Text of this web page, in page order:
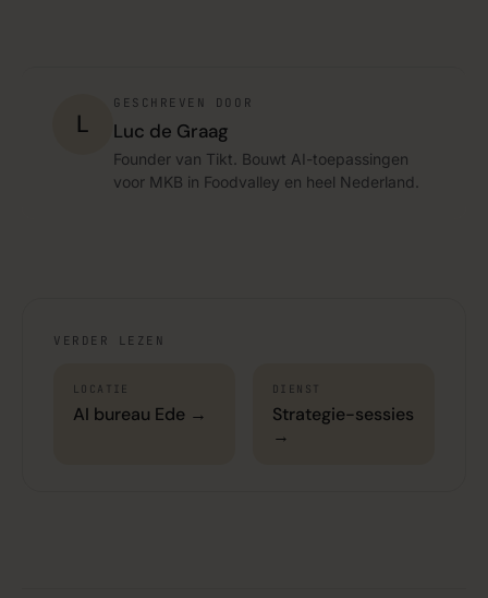
L
GESCHREVEN DOOR
Luc de Graag
Founder van Tikt. Bouwt AI-toepassingen
voor MKB in Foodvalley en heel Nederland.
VERDER LEZEN
LOCATIE
AI bureau Ede →
DIENST
Strategie-sessies
→